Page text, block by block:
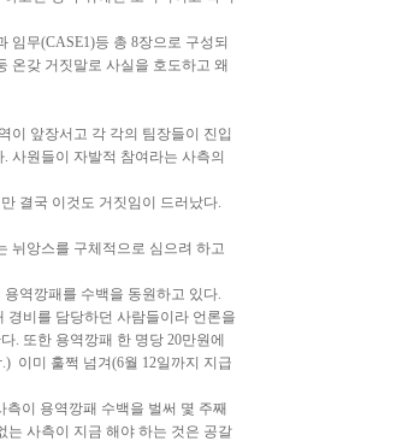
임무(CASE1)등 총 8장으로 구성되
온갖 거짓말로 사실을 호도하고 왜
이 앞장서고 각 각의 팀장들이 진입
사원들이 자발적 참여라는 사측의
결국 이것도 거짓임이 드러났다.
뉘앙스를 구체적으로 심으려 하고
역깡패를 수백을 동원하고 있다.
경비를 담당하던 사람들이라 언론을
. 또한 용역깡패 한 명당 20만원에
이미 훌쩍 넘겨(6월 12일까지 지급
이 용역깡패 수백을 벌써 몇 주째
는 사측이 지금 해야 하는 것은 공갈